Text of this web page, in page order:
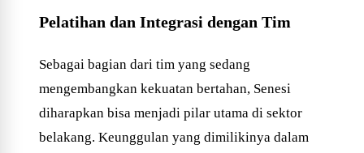
Pelatihan dan Integrasi dengan Tim
Sebagai bagian dari tim yang sedang
mengembangkan kekuatan bertahan, Senesi
diharapkan bisa menjadi pilar utama di sektor
belakang. Keunggulan yang dimilikinya dalam